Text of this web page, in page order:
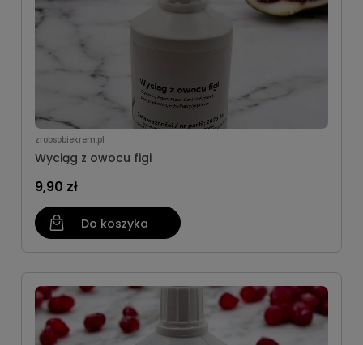
zrobsobiekrem.pl
Wyciąg z owocu figi
9,90 zł
Do koszyka